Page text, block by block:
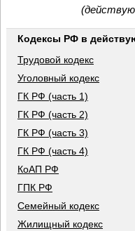
Кодексы РФ в
Трудовой кодекс
Уголовный кодекс
ГК РФ (часть 1)
ГК РФ (часть 2)
ГК РФ (часть 3)
ГК РФ (часть 4)
КоАП РФ
ГПК РФ
Семейный кодекс
Жилищный кодекс